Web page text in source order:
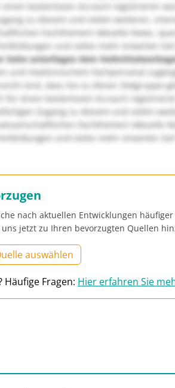
einen kostenlosen Account registrieren
zu diesem und vielen weiteren,
Fachthemen! Aktuelle News,
und vieles mehr erwarten
Seite unterliegen dem
und medizinischem Fachpersonal
sind, dass Sie zu dieser Zielgruppe
für einen kostenlosen Account
Zugang zu diesem und vielen
Fachthemen! Aktuelle
und vieles mehr erwarten Sie!
nach aktuellen Entwicklungen
uns jetzt zu Ihren bevorzugten Quellen
auswählen
Fragen: Hier erfahren Sie